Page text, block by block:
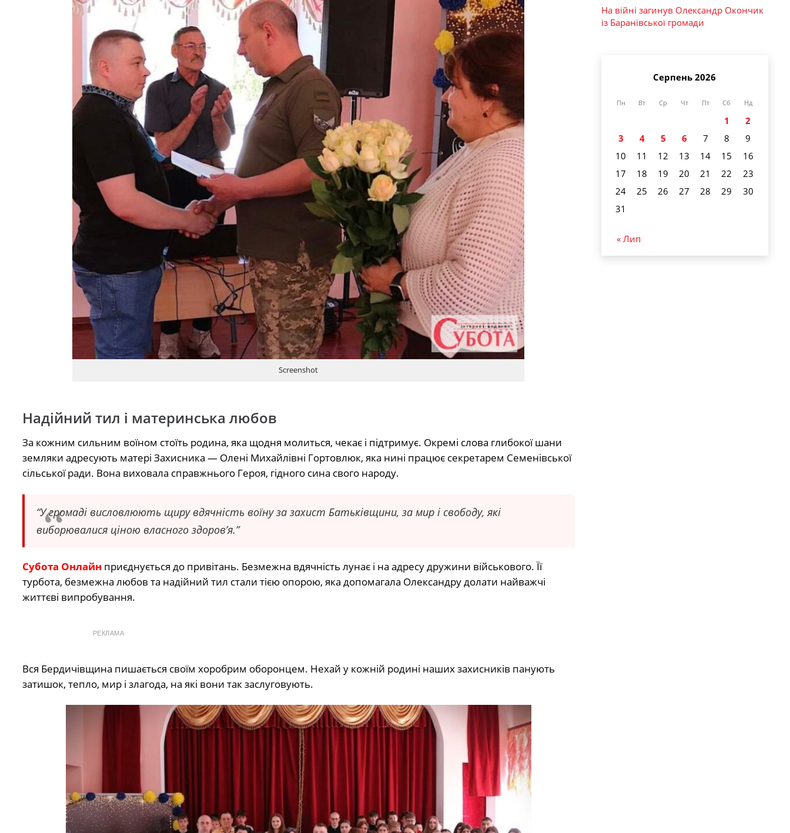
Screenshot
Надійний тил і материнська любов
За кожним сильним воїном стоїть родина, яка щодня молиться, чекає і підтримує. Окремі слова глибокої шани
земляки адресують матері Захисника — Олені Михайлівні Гортовлюк, яка нині працює секретарем Семенівської
сільської ради. Вона виховала справжнього Героя, гідного сина свого народу.
“У громаді висловлюють щиру вдячність воїну за захист Батьківщини, за мир і свободу, які
виборювалися ціною власного здоров’я.”
Субота Онлайн приєднується до привітань. Безмежна вдячність лунає і на адресу дружини військового. Її
турбота, безмежна любов та надійний тил стали тією опорою, яка допомагала Олександру долати найважчі
життєві випробування.
РЕКЛАМА
Вся Бердичівщина пишається своїм хоробрим оборонцем. Нехай у кожній родині наших захисників панують
затишок, тепло, мир і злагода, на які вони так заслуговують.
На війні загинув Олександр Окончик
із Баранівської громади
Серпень 2026
Пн Вт Ср Чт Пт Сб Нд
1
2
3
4 5 6 7 8
9
10
11 12 13 14 15
16
17
18 19 20 21 22
23
24
25 26 27 28 29
30
31
« Лип